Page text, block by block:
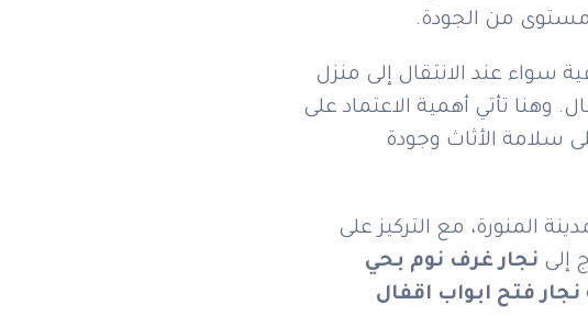
مستوى من الجودة.
سواء عند الانتقال إلى منزل
وهنا تأتي أهمية الاعتماد على
سلامة الأثاث وجودة
المنورة، مع التركيز على
إلى نجار غرف نوم بحي
نجار فتح ابواب اقفال